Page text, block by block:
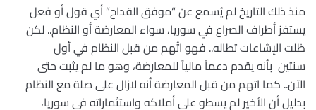
منذ ذلك التاريخ لم يُسمع عن “موفق القداح” أي قول أو فعل
يستفز أطراف الصراع في سوريا، سواء المعارضة أو النظام.. لكن
ظلت الإشاعات تطاله.. فهو اتُهم من قبل النظام في أول
سنتين بأنه يقدم دعماً مالياً للمعارضة، وهو ما لم يثبت حتى
الآن.. كما اتهم من قبل المعارضة أنه لازال على صلة مع النظام
بدليل أن الأخير لم يسطو على أملاكه واستثماراته في سوريا،